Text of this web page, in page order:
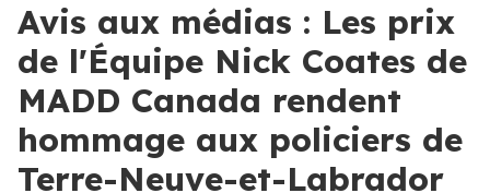
Avis aux médias : Les prix
de l'Équipe Nick Coates de
MADD Canada rendent
hommage aux policiers de
Terre-Neuve-et-Labrador